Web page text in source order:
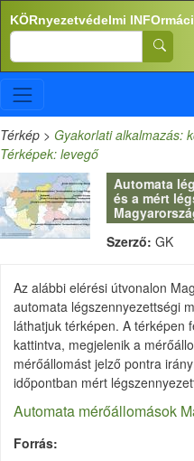
Ugrás a tartalomra
KÖRnyezetvédelmi
Search
Térkép > Gyakorlati alkalmazás:
Térképek: levegő
Automata
és a mért
Szerző: GK
Az alábbi elérési útvonalon
automata légszennyezettségi
láthatjuk térképen. A
kattintva, megjelenik a
mérőállomást jelző pontra
időpontban mért
Automata mérőállomások
Forrás